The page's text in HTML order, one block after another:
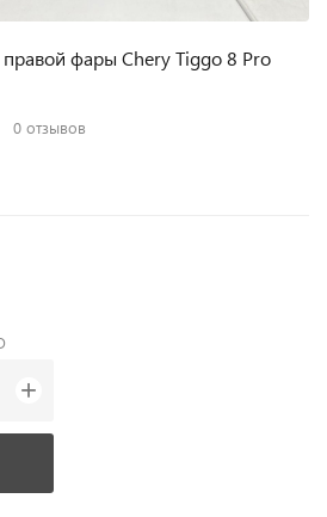
фары Chery Tiggo 8 Pro
0 отзывов
+